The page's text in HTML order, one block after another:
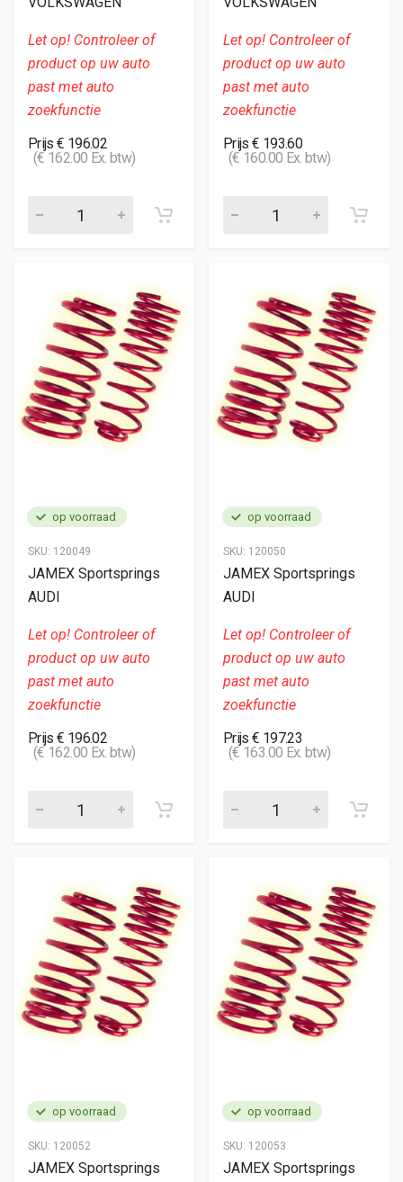
Let op! Controleer of
product op uw auto
past met auto
zoekfunctie
Prijs € 196.02
(€ 162.00 Ex. btw)
Let op! Controleer of
product op uw auto
past met auto
zoekfunctie
Prijs € 193.60
(€ 160.00 Ex. btw)
op voorraad
SKU: 120049
JAMEX Sportsprings
AUDI
Let op! Controleer of
product op uw auto
past met auto
zoekfunctie
Prijs € 196.02
(€ 162.00 Ex. btw)
op voorraad
SKU: 120050
JAMEX Sportsprings
AUDI
Let op! Controleer of
product op uw auto
past met auto
zoekfunctie
Prijs € 197.23
(€ 163.00 Ex. btw)
op voorraad
SKU: 120052
JAMEX Sportsprings
op voorraad
SKU: 120053
JAMEX Sportsprings